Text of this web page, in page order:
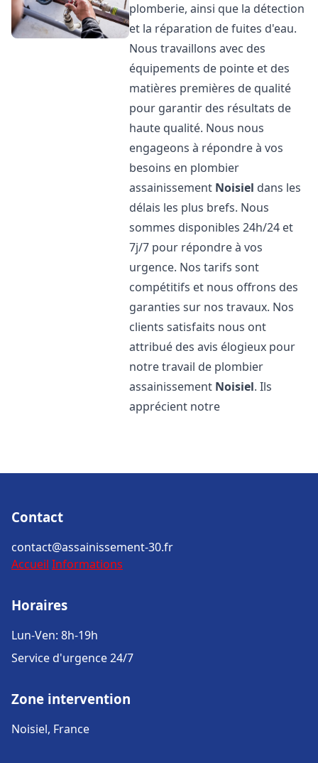
plomberie, ainsi que la détection
et la réparation de fuites d'eau.
Nous travaillons avec des
équipements de pointe et des
matières premières de qualité
pour garantir des résultats de
haute qualité. Nous nous
engageons à répondre à vos
besoins en plombier
assainissement Noisiel dans les
délais les plus brefs. Nous
sommes disponibles 24h/24 et
7j/7 pour répondre à vos
urgence. Nos tarifs sont
compétitifs et nous offrons des
garanties sur nos travaux. Nos
clients satisfaits nous ont
attribué des avis élogieux pour
notre travail de plombier
assainissement Noisiel. Ils
apprécient notre
Contact
contact@assainissement-30.fr
Accueil Informations
Horaires
Lun-Ven: 8h-19h
Service d'urgence 24/7
Zone intervention
Noisiel, France